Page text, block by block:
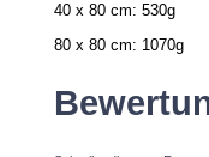
40 x 80 cm: 530g
80 x 80 cm: 1070g